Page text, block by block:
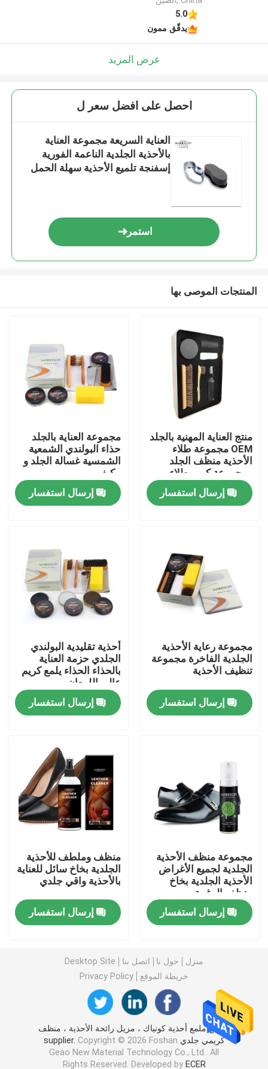
منزل
المنتجات
جولة في المعمل
ضبط الجودة
اتصل بنا
مجموعة نوبوك للعناية بالجلد
طقم العناية بجلد البولي يوريثان
طقم تنظيف الجلد
مجموعة العناية بالأحذية الجلدية
كريم مغذي للجلد
طلاء بخاخ شمع السيارة
مجموعة العناية بالأحذية الرياضية
مجموعة حماية العناية بالأثاث
5.0
يدقّق ممون
عرض المزيد
احصل على افضل سعر ل
العناية السريعة مجموعة العناية
بالأحذية الجلدية الناعمة الفورية
إسفنجة تلميع الأحذية سهلة الحمل
استمر
المنتجات الموصى بها
منتج العناية المهنية بالجلد
OEM مجموعة طلاء
الأحذية منظف الجلد
ومجموعة كريم طلاء
الأحذية الأحذية منتجات
العناية بالجلد منتجات
العناية بالأحذية مجموعة
إرسال استفسار
مجموعة العناية بالجلد
حذاء البولندي الشمعية
الشمسية غسالة الجلد و
مكيف
إرسال استفسار
مجموعة رعاية الأحذية
الجلدية الفاخرة مجموعة
تنظيف الأحذية
إرسال استفسار
أحذية تقليدية البولندي
الجلدي حزمة العناية
بالحذاء الحذاء يلمع كريم
عالي اللمعان
إرسال استفسار
مجموعة منظف الأحذية
الجلدية لجميع الأغراض
الأحذية الجلدية بخاخ
منظف الرغوة
إرسال استفسار
منظف ​​وملطف للأحذية
الجلدية بخاخ سائل للعناية
بالأحذية واقي جلدي
إرسال استفسار
منزل حول نا اتصل بنا
Desktop Site
خريطة الموقع
Privacy Policy
الصين ملمع أحذية كونياك ، مزيل رائحة الأحذية ، منظف
كريمي جلدي supplier. Copyright © 2026 Foshan
Geao New Material Technology Co., Ltd.. All
Rights Reserved. Developed by ECER